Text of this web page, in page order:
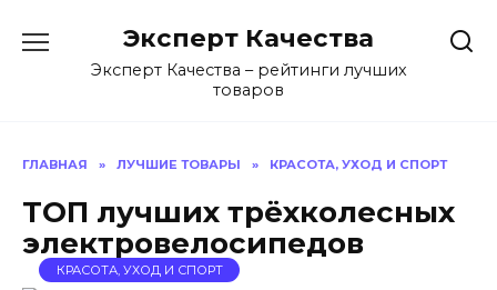
содержанию
Эксперт Качества
Эксперт Качества – рейтинги лучших
товаров
ГЛАВНАЯ » ЛУЧШИЕ ТОВАРЫ » КРАСОТА, УХОД И СПОРТ
ТОП лучших трёхколесных
электровелосипедов
КРАСОТА, УХОД И СПОРТ